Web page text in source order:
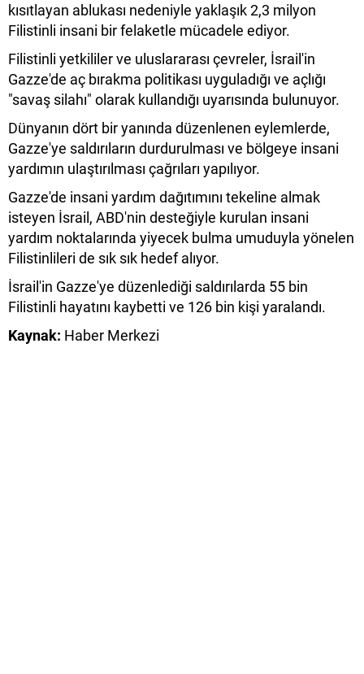
kısıtlayan ablukası nedeniyle yaklaşık 2,3 milyon
Filistinli insani bir felaketle mücadele ediyor.
Filistinli yetkililer ve uluslararası çevreler, İsrail'in
Gazze'de aç bırakma politikası uyguladığı ve açlığı
"savaş silahı" olarak kullandığı uyarısında bulunuyor.
Dünyanın dört bir yanında düzenlenen eylemlerde,
Gazze'ye saldırıların durdurulması ve bölgeye insani
yardımın ulaştırılması çağrıları yapılıyor.
Gazze'de insani yardım dağıtımını tekeline almak
isteyen İsrail, ABD'nin desteğiyle kurulan insani
yardım noktalarında yiyecek bulma umuduyla yönelen
Filistinlileri de sık sık hedef alıyor.
İsrail'in Gazze'ye düzenlediği saldırılarda 55 bin
Filistinli hayatını kaybetti ve 126 bin kişi yaralandı.
Kaynak: Haber Merkezi